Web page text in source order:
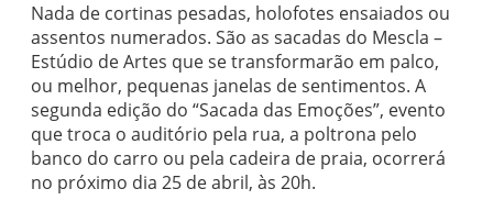
Nada de cortinas pesadas, holofotes ensaiados ou
assentos numerados. São as sacadas do Mescla –
Estúdio de Artes que se transformarão em palco,
ou melhor, pequenas janelas de sentimentos. A
segunda edição do “Sacada das Emoções”, evento
que troca o auditório pela rua, a poltrona pelo
banco do carro ou pela cadeira de praia, ocorrerá
no próximo dia 25 de abril, às 20h.